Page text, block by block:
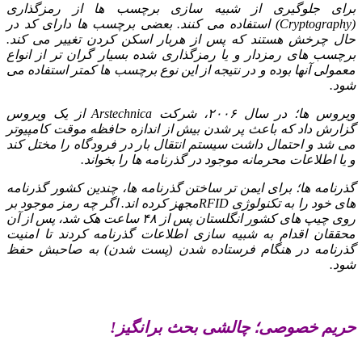
برای جلوگیری از شبیه سازی برچسب ها از رمزگذاری
(Cryptography) استفاده می کنند. بعضی برچسب ها دارای کد در
حال چرخش هستند که پس از هربار اسکن کردن تغییر می کند.
برچسب های رمزدار و یا رمزگذاری شده بسیار گران تر از انواع
معمولی آنها بوده و در نتیجه از این نوع برچسب ها کمتر استفاده می
شود.
ویروس ها؛ در سال ۲۰۰۶، شرکت Arstechnica از یک ویروس
گزارش داد که باعث پر شدن بیش از اندازه حافظه موقت کامپیوتر
می شد و احتمال داشت سیستم انتقال بار در فرودگاه را مختل کند
و یا اطلاعات محرمانه موجود در گذرنامه ها را بخواند.
گذرنامه ها؛ برای ایمن تر ساختن گذرنامه ها، چندین کشور گذرنامه
های خود را به تکنولوژی RFIDمجهز کرده اند. اگر چه رمز موجود بر
روی چیپ های کشور انگلستان پس از ۴۸ ساعت هک شد، پس از آن
محققان اقدام به شبیه سازی اطلاعات گذرنامه کردند تا امنیت
گذرنامه در هنگام فرستاده شدن (پست شدن) به صاحبش حفظ
شود.
حریم خصوصی؛ چالشی بحث برانگیز!